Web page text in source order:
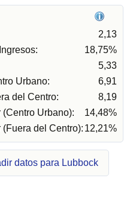
2,13
18,75%
5,33
Urbano:
6,91
del Centro:
8,19
Urbano):
14,48%
del Centro): 12,21%
datos para Lubbock